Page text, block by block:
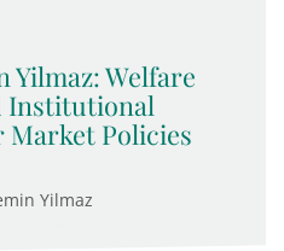
Yilmaz: Welfare
Institutional
Policies
Yilmaz